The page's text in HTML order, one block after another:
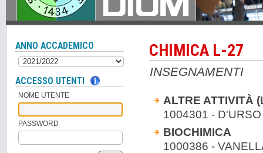
CHIMICA L-27
INSEGNAMENTI
ALTRE ATTIVITÀ
1004301 -
BIOCHIMICA
1000386 -
ANNO ACCADEMICO
ACCESSO UTENTI
NOME UTENTE
PASSWORD